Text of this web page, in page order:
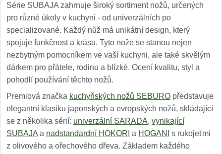
Série SUBAJA zahrnuje široký sortiment nožů, určených
pro různé úkoly v kuchyni - od univerzálních po
specializované. Každý nůž má unikátní design, který
spojuje funkčnost a krásu. Tyto nože se stanou nejen
nezbytným pomocníkem ve vaší kuchyni, ale také skvělým
dárkem pro přátele, rodinu a blízké. Ocení kvalitu, styl a
pohodlí používání těchto nožů.
Premiová značka kuchyňských nožů SEBURO představuje
elegantní klasiku japonských a evropských nožů, skládající
se z několika sérií: univerzální SARADA, vynikající
SUBAJA a nadstandardní HOKORI a HOGANI
s rukojeťmi
z olivového a ořechového dřeva. Základem každého